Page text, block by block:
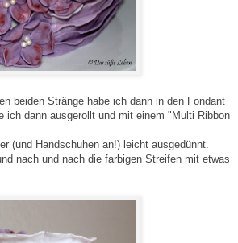
beiden Stränge habe ich dann in den Fondant
ich dann ausgerollt und mit einem "Multi Ribbon
(und Handschuhen an!) leicht ausgedünnt.
nach und nach die farbigen Streifen mit etwas